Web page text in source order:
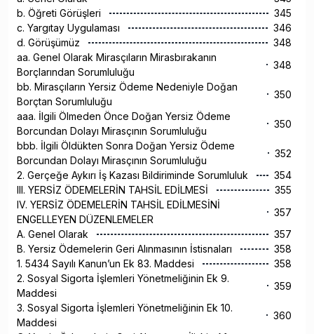
b. Öğreti Görüşleri
345
c. Yargıtay Uygulaması
346
d. Görüşümüz
348
aa. Genel Olarak Mirasçıların Mirasbırakanın
Borçlarından Sorumluluğu
348
bb. Mirasçıların Yersiz Ödeme Nedeniyle Doğan
Borçtan Sorumluluğu
350
aaa. İlgili Ölmeden Önce Doğan Yersiz Ödeme
Borcundan Dolayı Mirasçının Sorumluluğu
350
bbb. İlgili Öldükten Sonra Doğan Yersiz Ödeme
Borcundan Dolayı Mirasçının Sorumluluğu
352
2. Gerçeğe Aykırı İş Kazası Bildiriminde Sorumluluk
354
III. YERSİZ ÖDEMELERİN TAHSİL EDİLMESİ
355
IV. YERSİZ ÖDEMELERİN TAHSİL EDİLMESİNİ
ENGELLEYEN DÜZENLEMELER
357
A. Genel Olarak
357
B. Yersiz Ödemelerin Geri Alınmasının İstisnaları
358
1. 5434 Sayılı Kanun’un Ek 83. Maddesi
358
2. Sosyal Sigorta İşlemleri Yönetmeliğinin Ek 9.
Maddesi
359
3. Sosyal Sigorta İşlemleri Yönetmeliğinin Ek 10.
Maddesi
360